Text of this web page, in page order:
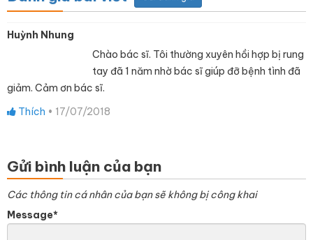
Huỳnh Nhung
Chào bác sĩ. Tôi thường xuyên hồi hợp bị rung
tay đã 1 năm nhờ bác sĩ giúp đỡ bệnh tình đã
giảm. Cảm ơn bác sĩ.
Thích • 17/07/2018
Gửi bình luận của bạn
Các thông tin cá nhân của bạn sẽ không bị công khai
Message*